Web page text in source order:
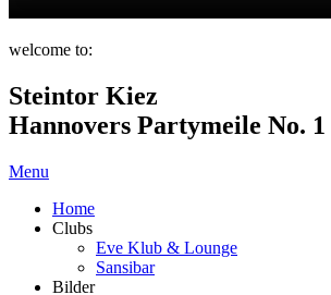
welcome to:
Steintor Kiez
Hannovers Partymeile No. 1
Menu
Home
Clubs
Eve Klub & Lounge
Sansibar
Bilder